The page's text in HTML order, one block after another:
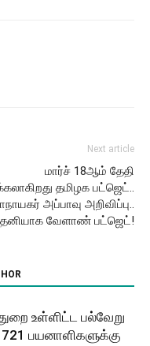
Next article
மார்ச் 18ஆம் தேதி
தமிழக பட்ஜெட்..
அப்பாவு அறிவிப்பு..
தனியாக வேளாண் பட்ஜெட்!
உள்ளிட்ட பல்வேறு
பயனாளிகளுக்கு